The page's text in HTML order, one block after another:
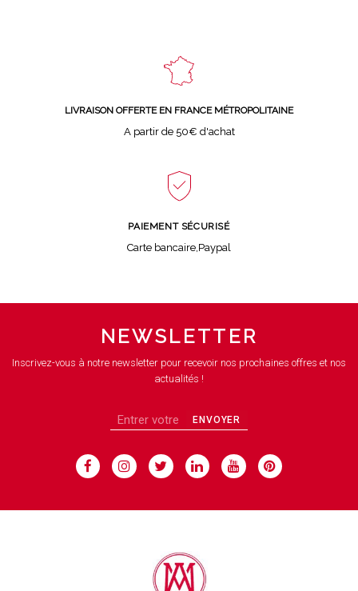
LIVRAISON OFFERTE EN FRANCE MÉTROPOLITAINE
A partir de 50€ d'achat
PAIEMENT SÉCURISÉ
Carte bancaire,Paypal
NEWSLETTER
Inscrivez-vous à notre newsletter pour recevoir nos prochaines offres et nos
actualités !
ENVOYER